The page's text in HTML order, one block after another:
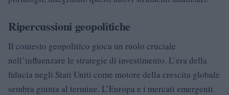
Ripercussioni geopolitiche
Il contesto geopolitico gioca un ruolo cruciale
nell’influenzare le strategie di investimento. L’era della
fiducia negli Stati Uniti come motore della crescita globale
sembra giunta al termine. L’Europa e i mercati emergenti